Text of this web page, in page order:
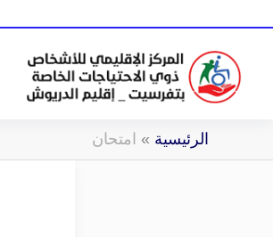
المحتوى
الرئيسية » امتحان